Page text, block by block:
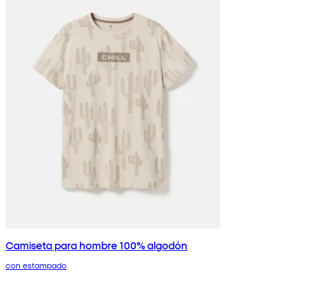
Camiseta para hombre 100% algodón
con estampado